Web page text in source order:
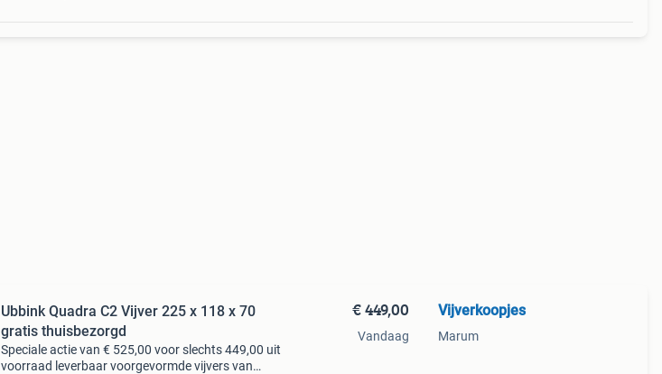
Ubbink Quadra C2 Vijver 225 x 118 x 70
gratis thuisbezorgd
Speciale actie van € 525,00 voor slechts 449,00 uit
voorraad leverbaar voorgevormde vijvers van
€ 449,00
Vandaag
Vijverkoopjes
Marum